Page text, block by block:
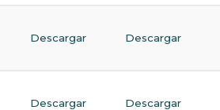
Descargar Descargar
Descargar Descargar